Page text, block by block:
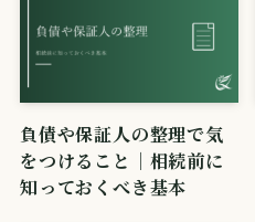
負債や保証人の整理で気
をつけること｜相続前に
知っておくべき基本